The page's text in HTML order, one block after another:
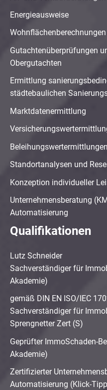
Energieausweise
Gutachtenüberprüfungen
Obergutachten
Ermittlung
städtebaulichen
Marktdatenermittlung
Beleihungswertermittlungen
Standortanalysen und
Konzeption individueller
Unternehmensberatung
Automatisierung
Qualifikationen
Lutz Schneider
Sachverständiger für
Akademie)
gemäß DIN EN ISO/IEC
Sachverständiger für
Sprengnetter Zert (S)
Geprüfter ImmoSchaden-
Akademie)
Zertifizierter
Automatisierung (Klick-